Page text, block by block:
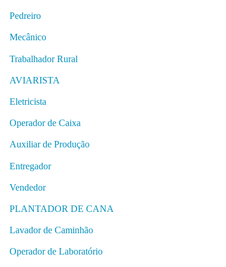
Pedreiro
Mecânico
Trabalhador Rural
AVIARISTA
Eletricista
Operador de Caixa
Auxiliar de Produção
Entregador
Vendedor
PLANTADOR DE CANA
Lavador de Caminhão
Operador de Laboratório